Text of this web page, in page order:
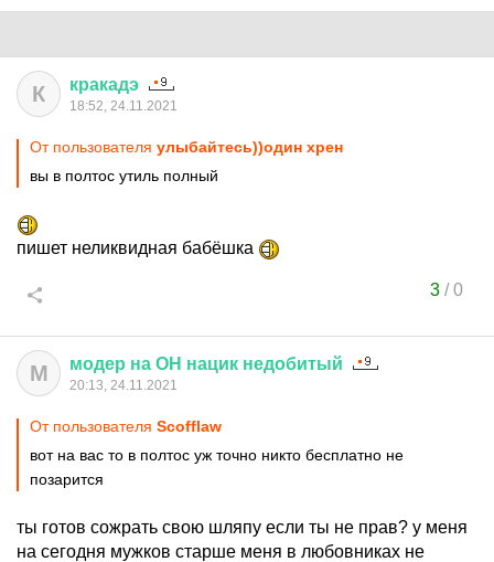
К кракадэ
18:52, 24.11.2021
От пользователя улыбайтесь))один хрен
вы в полтос утиль полный
пишет неликвидная бабёшка
3/0
М модер на ОН нацик недобитый
20:13, 24.11.2021
От пользователя Scofflaw
вот на вас то в полтос уж точно никто бесплатно не
позарится
ты готов сожрать свою шляпу если ты не прав? у меня
на сегодня мужков старше меня в любовниках не